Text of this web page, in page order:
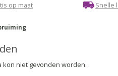
op maat Snelle
kon niet gevonden worden.